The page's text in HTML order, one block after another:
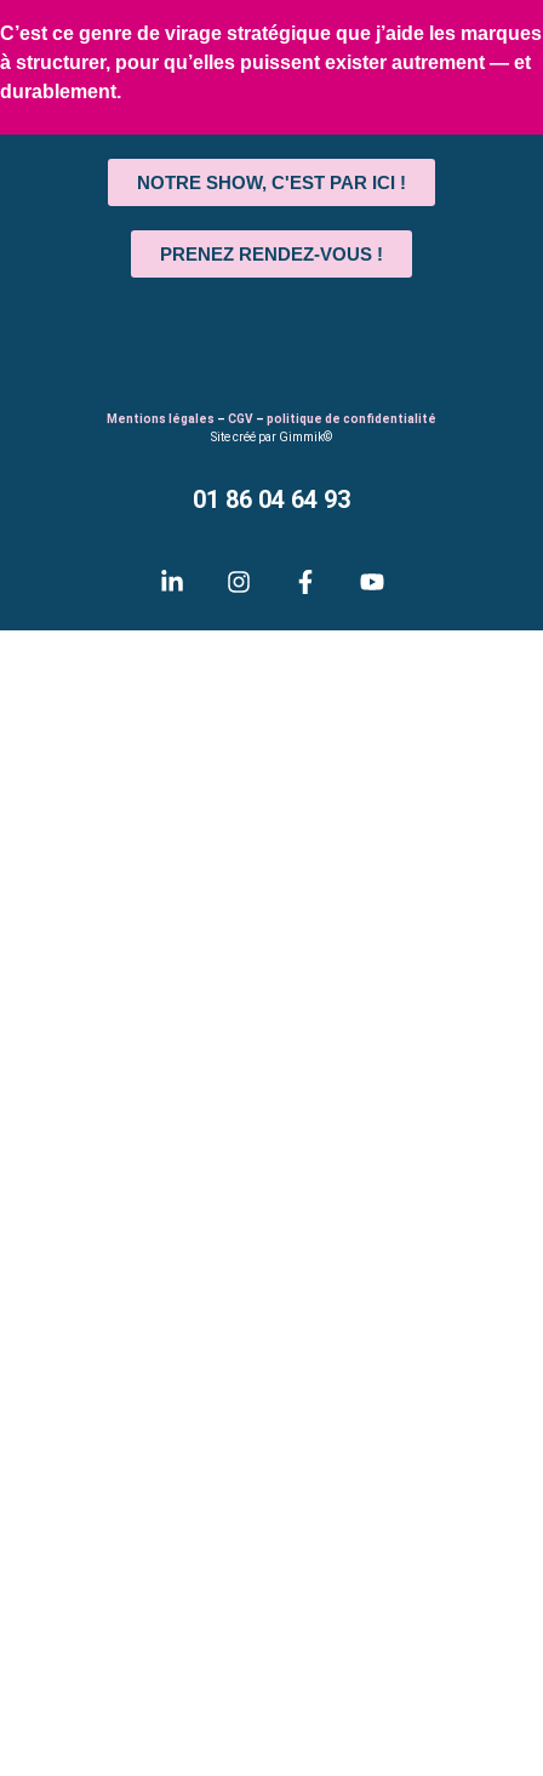
C’est ce genre de virage stratégique que j’aide les marques
à structurer, pour qu’elles puissent exister autrement — et
durablement.
NOTRE SHOW, C'EST PAR ICI !
PRENEZ RENDEZ-VOUS !
Mentions légales – CGV – politique de confidentialité
Site créé par Gimmik©
01 86 04 64 93